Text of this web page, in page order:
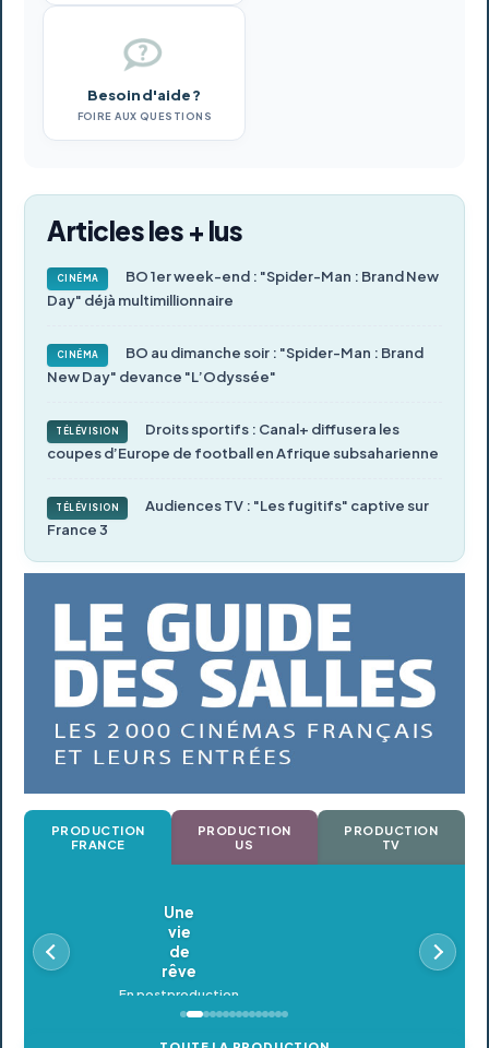
Besoin d'aide ?
FOIRE AUX QUESTIONS
Articles les + lus
CINÉMA
BO 1er week-end : "Spider-Man : Brand New
Day" déjà multimillionnaire
CINÉMA
BO au dimanche soir : "Spider-Man : Brand
New Day" devance "L’Odyssée"
TÉLÉVISION
Droits sportifs : Canal+ diffusera les
coupes d’Europe de football en Afrique subsaharienne
TÉLÉVISION
Audiences TV : "Les fugitifs" captive sur
France 3
PRODUCTION
FRANCE
PRODUCTION
US
PRODUCTION
TV
Oldeupe
En postproduction